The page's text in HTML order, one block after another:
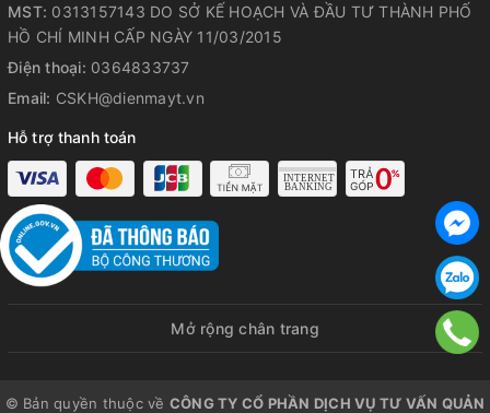
MST: 0313157143 DO SỞ KẾ HOẠCH VÀ ĐẦU TƯ THÀNH PHỐ
HỒ CHÍ MINH CẤP NGÀY 11/03/2015
Điện thoại: 0364833737
Email: CSKH@dienmayt.vn
Hỗ trợ thanh toán
Mở rộng chân trang
© Bản quyền thuộc về CÔNG TY CỔ PHẦN DỊCH VỤ TƯ VẤN QUẢN